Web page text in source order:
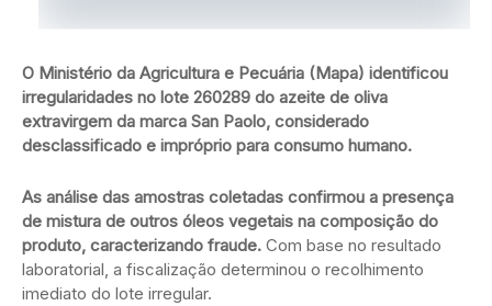
O Ministério da Agricultura e Pecuária (Mapa) identificou
irregularidades no lote 260289 do azeite de oliva
extravirgem da marca San Paolo, considerado
desclassificado e impróprio para consumo humano.
As análise das amostras coletadas confirmou a presença
de mistura de outros óleos vegetais na composição do
produto, caracterizando fraude. Com base no resultado
laboratorial, a fiscalização determinou o recolhimento
imediato do lote irregular.